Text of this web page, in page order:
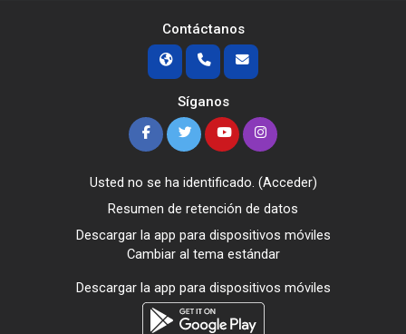
Contáctanos
Síganos
Usted no se ha identificado. (Acceder)
Resumen de retención de datos
Descargar la app para dispositivos móviles
Cambiar al tema estándar
Descargar la app para dispositivos móviles